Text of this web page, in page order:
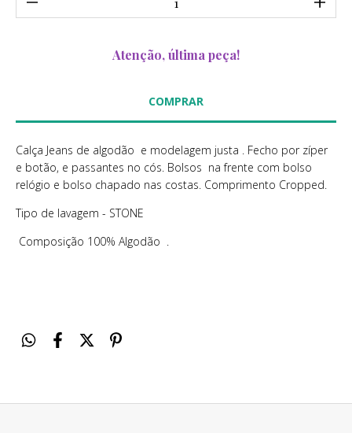
Atenção, última peça!
Calça Jeans de algodão e modelagem justa . Fecho por zíper
e botão, e passantes no cós. Bolsos na frente com bolso
relógio e bolso chapado nas costas. Comprimento Cropped.
Tipo de lavagem - STONE
Composição 100% Algodão .